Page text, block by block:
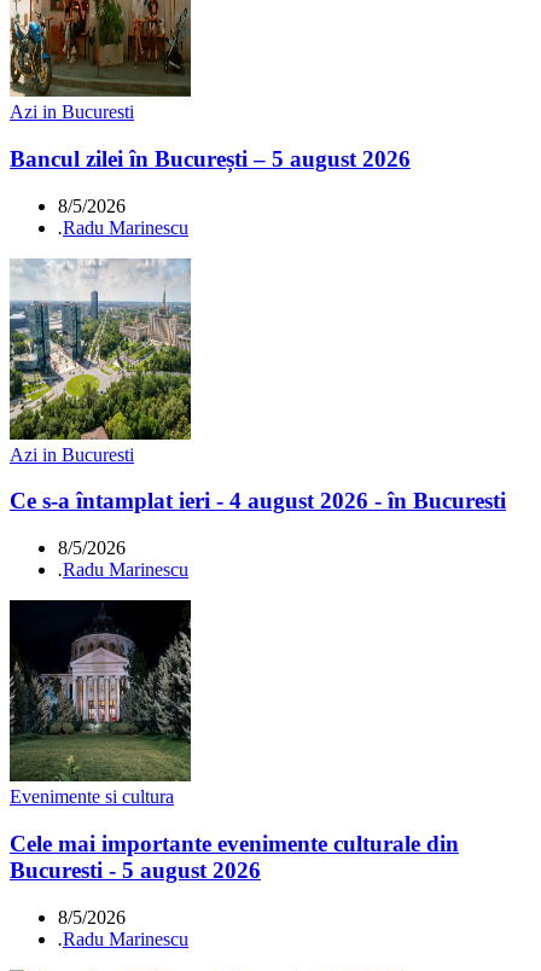
Azi in Bucuresti
Bancul zilei în București – 5 august 2026
8/5/2026
.Radu Marinescu
Azi in Bucuresti
Ce s-a întamplat ieri - 4 august 2026 - în Bucuresti
8/5/2026
.Radu Marinescu
Evenimente si cultura
Cele mai importante evenimente culturale din
Bucuresti - 5 august 2026
8/5/2026
.Radu Marinescu